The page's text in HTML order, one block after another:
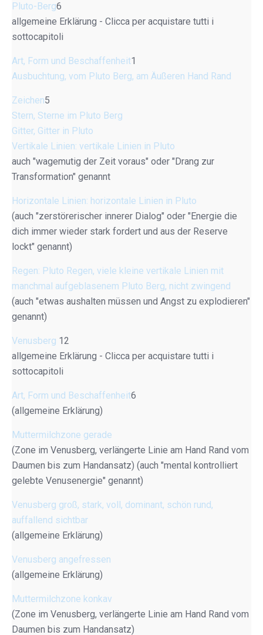
Pluto-Berg6
allgemeine Erklärung - Clicca per acquistare tutti i
sottocapitoli
Art, Form und Beschaffenheit1
Ausbuchtung, vom Pluto Berg, am Äußeren Hand Rand
Zeichen5
Stern, Sterne im Pluto Berg
Gitter, Gitter in Pluto
Vertikale Linien: vertikale Linien in Pluto
auch "wagemutig der Zeit voraus" oder "Drang zur
Transformation" genannt
Horizontale Linien: horizontale Linien in Pluto
(auch "zerstörerischer innerer Dialog" oder "Energie die
dich immer wieder stark fordert und aus der Reserve
lockt" genannt)
Regen: Pluto Regen, viele kleine vertikale Linien mit
manchmal aufgeblasenem Pluto Berg, nicht zwingend
(auch "etwas aushalten müssen und Angst zu explodieren"
genannt)
Venusberg 12
allgemeine Erklärung - Clicca per acquistare tutti i
sottocapitoli
Art, Form und Beschaffenheit6
(allgemeine Erklärung)
Muttermilchzone gerade
(Zone im Venusberg, verlängerte Linie am Hand Rand vom
Daumen bis zum Handansatz) (auch "mental kontrolliert
gelebte Venusenergie" genannt)
Venusberg groß, stark, voll, dominant, schön rund,
auffallend sichtbar
(allgemeine Erklärung)
Venusberg angefressen
(allgemeine Erklärung)
Muttermilchzone konkav
(Zone im Venusberg, verlängerte Linie am Hand Rand vom
Daumen bis zum Handansatz)